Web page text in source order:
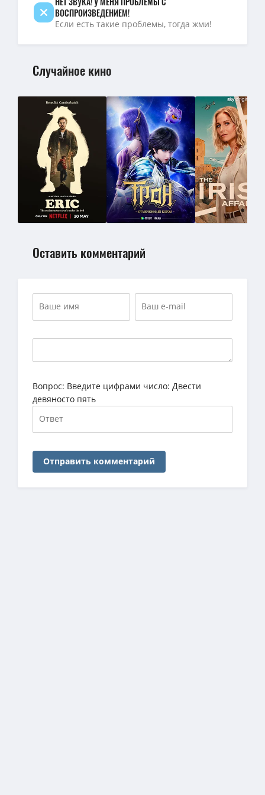
ВОСПРОИЗВЕДЕНИЕМ!
Если есть такие проблемы, тогда жми!
Случайное кино
Оставить комментарий
Вопрос: Введите цифрами число: Двести
девяносто пять
Отправить комментарий